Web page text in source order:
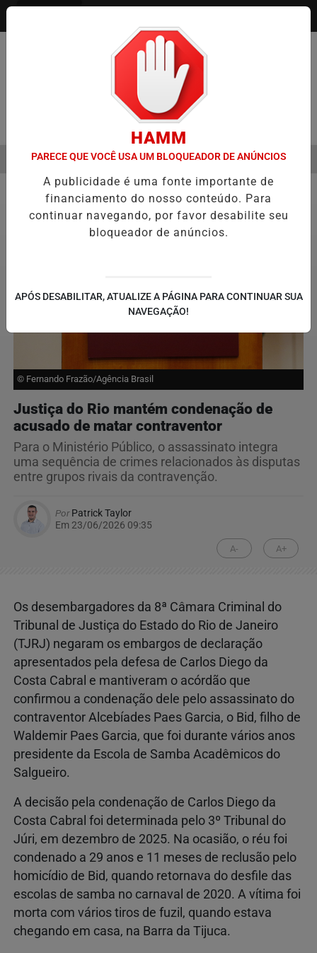
Pesquisar Notícia
DE FILME SOBRE MICHAEL JACKSON PODE COMEÇAR A SER
EM ALTA
MENU
Justiça
© Fernando Frazão/Agência Brasil
Justiça do Rio mantém condenação de
acusado de matar contraventor
Para o Ministério Público, o assassinato integra
uma sequência de crimes relacionados às disputas
entre grupos rivais da contravenção.
PorPatrick Taylor
Em 23/06/2026 09:35
A- A+
Os desembargadores da 8ª Câmara Criminal do
Tribunal de Justiça do Estado do Rio de Janeiro
(TJRJ) negaram os embargos de declaração
apresentados pela defesa de Carlos Diego da
Costa Cabral e mantiveram o acórdão que
confirmou a condenação dele pelo assassinato do
contraventor Alcebíades Paes Garcia, o Bid, filho de
Waldemir Paes Garcia, que foi durante vários anos
presidente da Escola de Samba Acadêmicos do
Salgueiro.
A decisão pela condenação de Carlos Diego da
Costa Cabral foi determinada pelo 3º Tribunal do
Júri, em dezembro de 2025. Na ocasião, o réu foi
condenado a 29 anos e 11 meses de reclusão pelo
homicídio de Bid, quando retornava do desfile das
escolas de samba no carnaval de 2020. A vítima foi
morta com vários tiros de fuzil, quando estava
chegando em casa, na Barra da Tijuca.
HAMM
PARECE QUE VOCÊ USA UM BLOQUEADOR DE ANÚNCIOS
A publicidade é uma fonte importante de
financiamento do nosso conteúdo. Para
continuar navegando, por favor desabilite seu
bloqueador de anúncios.
APÓS DESABILITAR, ATUALIZE A PÁGINA PARA CONTINUAR SUA
NAVEGAÇÃO!